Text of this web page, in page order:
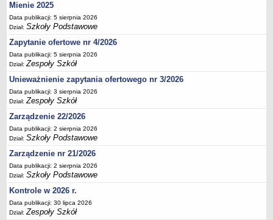
Statut
Majątek
Godziny dyżurów
Ogłoszenie
Zarządzenia
Kontrole
Rejestry, ewidencje, archiwa
Sprawozdania
Deklaracja dostępności
Zespół Poradni
BIURO FINANSÓW OŚWIATY
Dane podstawowe
Statut
Mienie 2025
Data publikacji: 5 sierpnia 2026
Dział:Szkoły Podstawowe
Zapytanie ofertowe nr 4/2026
Data publikacji: 5 sierpnia 2026
Dział:Zespoły Szkół
Unieważnienie zapytania ofertowego nr 3/2026
Data publikacji: 3 sierpnia 2026
Dział:Zespoły Szkół
Zarządzenie 22/2026
Data publikacji: 2 sierpnia 2026
Dział:Szkoły Podstawowe
Zarządzenie nr 21/2026
Data publikacji: 2 sierpnia 2026
Dział:Szkoły Podstawowe
Kontrole w 2026 r.
Data publikacji: 30 lipca 2026
Dział:Zespoły Szkół